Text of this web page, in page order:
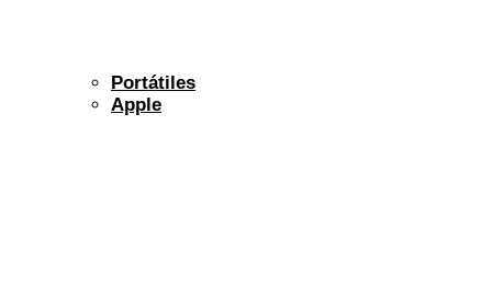
Portátiles
Apple